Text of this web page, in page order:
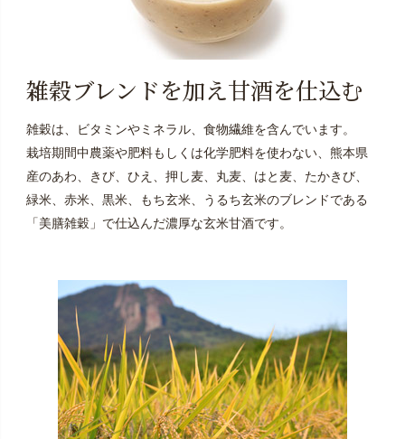
雑穀ブレンドを加え甘酒を仕込む
雑穀は、ビタミンやミネラル、食物繊維を含んでいます。
栽培期間中農薬や肥料もしくは化学肥料を使わない、熊本県
産のあわ、きび、ひえ、押し麦、丸麦、はと麦、たかきび、
緑米、赤米、黒米、もち玄米、うるち玄米のブレンドである
「美膳雑穀」 で仕込んだ濃厚な玄米甘酒です。